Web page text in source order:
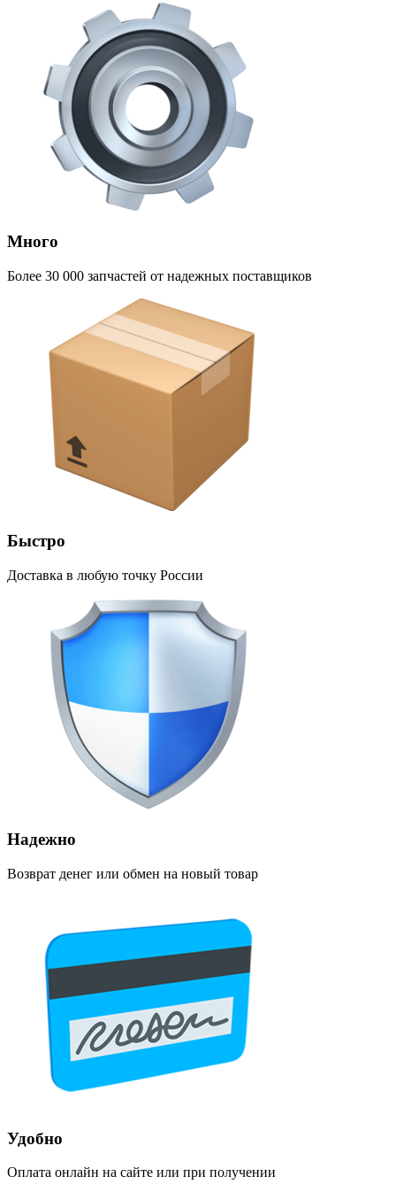
Много
Более 30 000 запчастей от надежных поставщиков
Быстро
Доставка в любую точку России
Надежно
Возврат денег или обмен на новый товар
Удобно
Оплата онлайн на сайте или при получении